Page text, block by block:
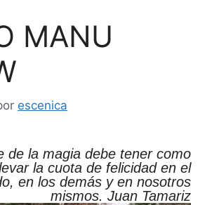
MANU
escenica
de la magia debe tener como
la cuota de felicidad en el
en los demás y en nosotros
mismos. Juan Tamariz